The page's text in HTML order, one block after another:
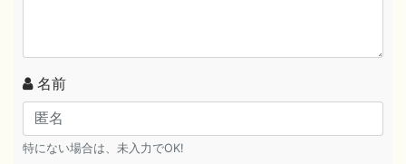
名前
特にない場合は、未入力でOK!